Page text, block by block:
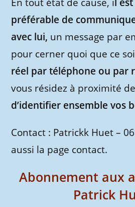
préférable de
avec lui, un message par
pour cerner quoi que ce
réel par téléphone ou par
vous résidez à proximité
d’identifier ensemble vos
Contact : Patrickk Huet –
aussi la page contact.
Abonnement aux
Patrick